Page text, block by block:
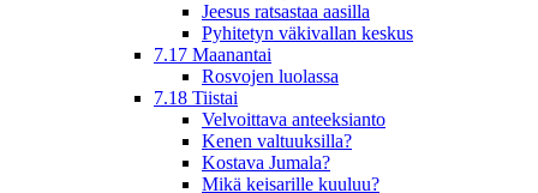
Jeesus ratsastaa aasilla
Pyhitetyn väkivallan keskus
7.17 Maanantai
Rosvojen luolassa
7.18 Tiistai
Velvoittava anteeksianto
Kenen valtuuksilla?
Kostava Jumala?
Mikä keisarille kuuluu?